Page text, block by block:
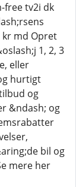
free tv2i dk
kr md Opret
1, 2, 3
eller
hurtigt
og
&ndash; og
bil og
mere her